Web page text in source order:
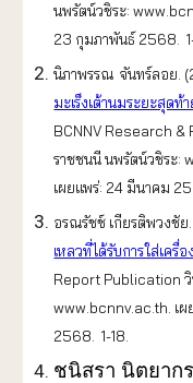
นพรัตน์วชิระ:
23 กุมภาพันธ์ 2568. 1-
นิภาพรรณ จันทร์ลอย.
มะเร็งเต้านมระยะสุด
BCNNV Research
ราชชนนี นพรัตน์วชิระ
เผยแพร่: 24 มีนาคม
อรณรัชช์ เกียรติพวงชัย
เหลวที่ได้รับการใส่เครื่
Report Publication
www.bcnnv.ac.th. เ
2568. 1-18.
ชนิสรา นิตยาก